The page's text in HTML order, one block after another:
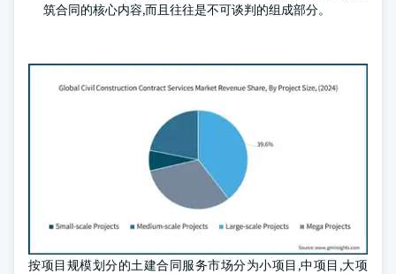
筑合同的核心内容,而且往往是不可谈判的组成部分。
按项目规模划分的土建合同服务市场分为小项目,中项目,大项